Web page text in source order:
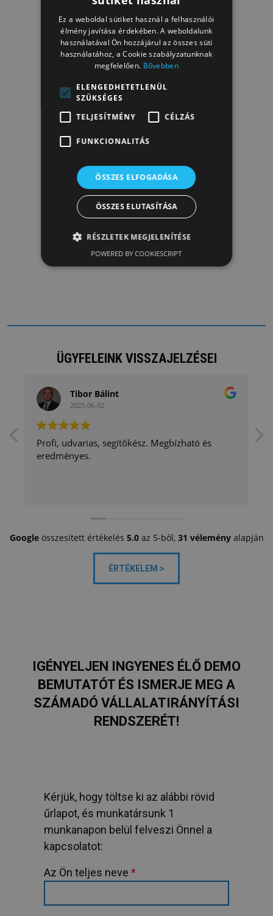
ÜGYFELEINK VISSZAJELZÉSEI
Tibor Bálint
2025-06-02
Profi, udvarias, segítőkész. Megbízható és
eredményes.
Googleösszesített értékelés 5.0az 5-ből, 31 véleményalapján
ÉRTÉKELEM >
IGÉNYELJEN INGYENES ÉLŐ DEMO
BEMUTATÓT ÉS ISMERJE MEG A
SZÁMADÓ VÁLLALATIRÁNYÍTÁSI
RENDSZERÉT!
Kérjük, hogy töltse ki az alábbi rövid
űrlapot, és munkatársunk 1
munkanapon belül felveszi Önnel a
kapcsolatot:
Az Ön teljes neve *
HUNGARIAN
HUNGARIAN
Ez a weboldal sütiket használ a felhasználói
élmény javítása érdekében. A weboldalunk
használatával Ön hozzájárul az összes süti
használatához, a Cookie szabályzatunknak
megfelelően. Bővebben
ELENGEDHETETLENÜL
SZÜKSÉGES
TELJESÍTMÉNY
CÉLZÁS
FUNKCIONALITÁS
ÖSSZES ELFOGADÁSA
ÖSSZES ELUTASÍTÁSA
RÉSZLETEK MEGJELENÍTÉSE
POWERED BY COOKIESCRIPT